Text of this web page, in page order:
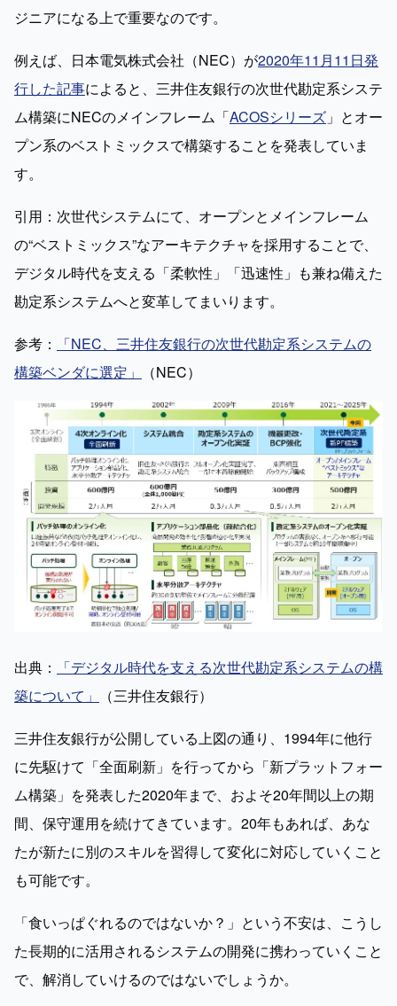
ジニアになる上で重要なのです。
例えば、日本電気株式会社（NEC）が2020年11月11日発
行した記事によると、三井住友銀行の次世代勘定系システ
ム構築にNECのメインフレーム「ACOSシリーズ 」とオー
プン系のベストミックスで構築することを発表していま
す。
引用：次世代システムにて、オープンとメインフレーム
の“ベストミックス”なアーキテクチャを採用することで、
デジタル時代を支える「柔軟性」「迅速性」も兼ね備えた
勘定系システムへと変革してまいります。
参考：
「NEC、三井住友銀行の次世代勘定系システムの
構築ベンダに選定」
（NEC）
出典：
「デジタル時代を支える次世代勘定系システムの構
築について」
（三井住友銀行）
三井住友銀行が公開している上図の通り、1994年に他行
に先駆けて「全面刷新」を行ってから「新プラットフォー
ム構築」を発表した2020年まで、およそ20年間以上の期
間、保守運用を続けてきています。20年もあれば、あな
たが新たに別のスキルを習得して変化に対応していくこと
も可能です。
「食いっぱぐれるのではないか？」という不安は、こうし
た長期的に活用されるシステムの開発に携わっていくこと
で、解消していけるのではないでしょうか。